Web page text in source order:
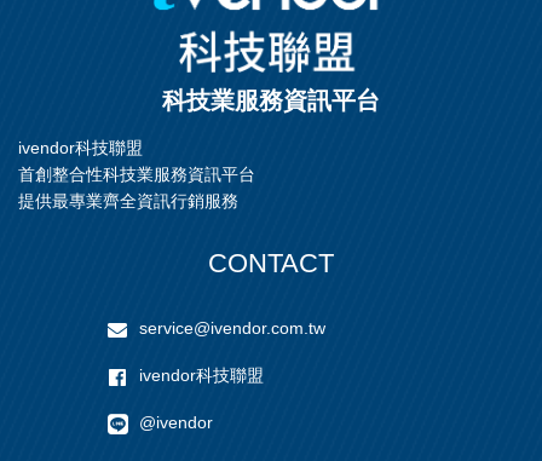
科技業服務資訊平台
ivendor科技聯盟
首創整合性科技業服務資訊平台
提供最專業齊全資訊行銷服務
CONTACT
service@ivendor.com.tw
ivendor科技聯盟
@ivendor